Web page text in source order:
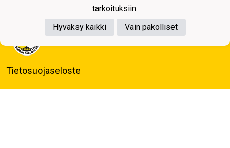
Tietosuojaseloste
tarkoituksiin.
Hyväksy kaikki
Vain pakolliset